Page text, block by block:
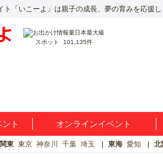
ト「いこーよ」は親子の成長、夢の育みを応援し
スポット 101,135件
ント オンラインイベント
関東 東京 神奈川 千葉 埼玉 東海 愛知 北